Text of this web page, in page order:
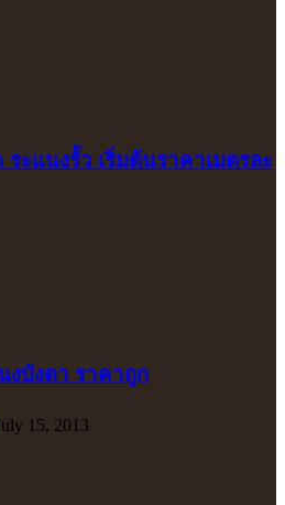
ะแนงรั้ว เริ่มต้นราคาเมตรละ
งบังตา ราคาถูก
15, 2013